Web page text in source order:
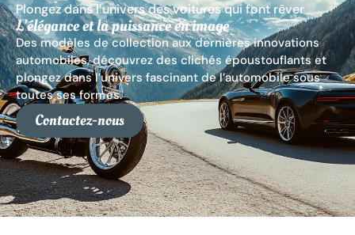
Plongez dans l’univers des voitures qui font rêver
L'élégance et la puissance en image
Des modèles de collection aux dernières innovations
automobiles, découvrez des clichés époustouflants et
plongez dans l’univers fascinant de l’automobile sous
toutes ses formes.
Contactez-nous